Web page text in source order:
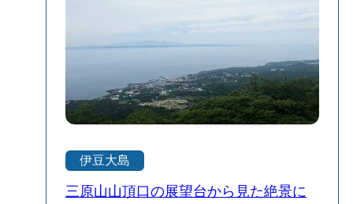
におすすめです🌿
伊豆大島
三原山山頂口の展望台から見た絶景に